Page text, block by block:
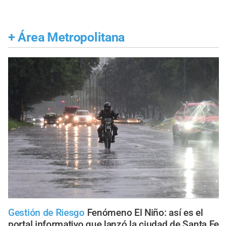
+ Área Metropolitana
Gestión de Riesgo Fenómeno El Niño: así es el